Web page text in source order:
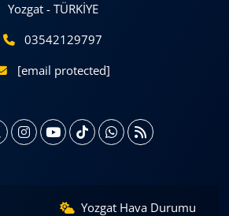
Yozgat - TÜRKİYE
03542129797
[email protected]
Yozgat Hava Durumu